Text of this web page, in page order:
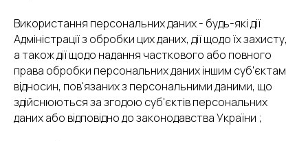
Використання персональних даних - будь-які дії
Адміністрації з обробки цих даних, дії щодо їх захисту,
а також дії щодо надання часткового або повного
права обробки персональних даних іншим суб'єктам
відносин, пов'язаних з персональними даними, що
здійснюються за згодою суб'єктів персональних
даних або відповідно до законодавства України ;